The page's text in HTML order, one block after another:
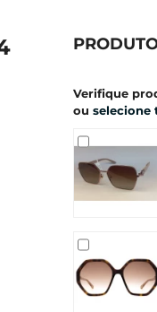
Verifique
ou selecione